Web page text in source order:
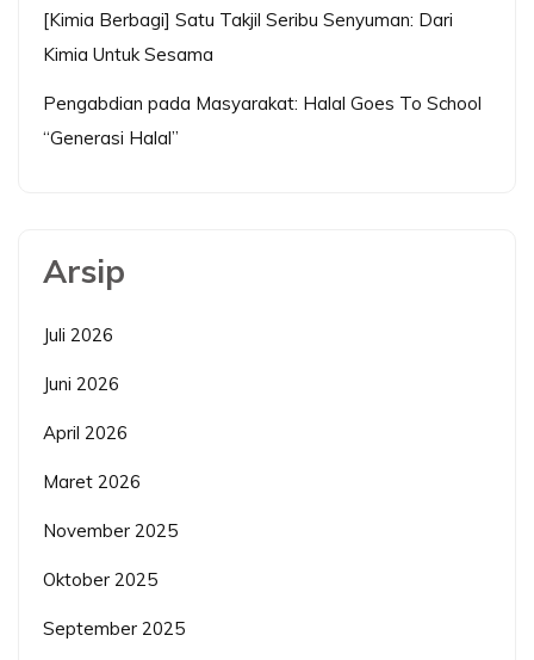
[Kimia Berbagi] Satu Takjil Seribu Senyuman: Dari
Kimia Untuk Sesama
Pengabdian pada Masyarakat: Halal Goes To School
“Generasi Halal”
Arsip
Juli 2026
Juni 2026
April 2026
Maret 2026
November 2025
Oktober 2025
September 2025